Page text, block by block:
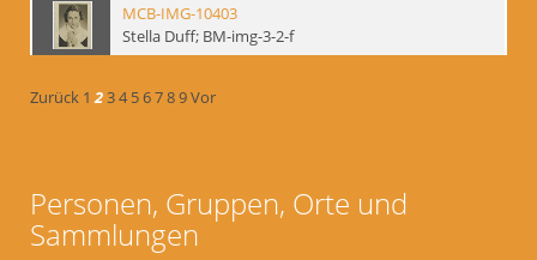
MCB-IMG-10403
Stella Duff; BM-img-3-2-f
Zurück 1 234 56789Vor
Personen, Gruppen, Orte und
Sammlungen